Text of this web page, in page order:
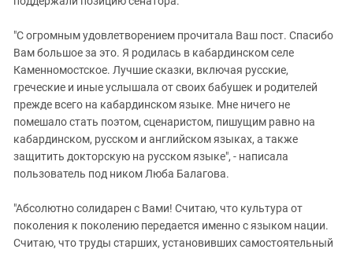
"С огромным удовлетворением прочитала Ваш пост. Спасибо
Вам большое за это. Я родилась в кабардинском селе
Каменномостское. Лучшие сказки, включая русские,
греческие и иные услышала от своих бабушек и родителей
прежде всего на кабардинском языке. Мне ничего не
помешало стать поэтом, сценаристом, пишущим равно на
кабардинском, русском и английском языках, а также
защитить докторскую на русском языке", - написала
пользователь под ником Люба Балагова.
"Абсолютно солидарен с Вами! Считаю, что культура от
поколения к поколению передается именно с языком нации.
Считаю, что труды старших, установивших самостоятельный